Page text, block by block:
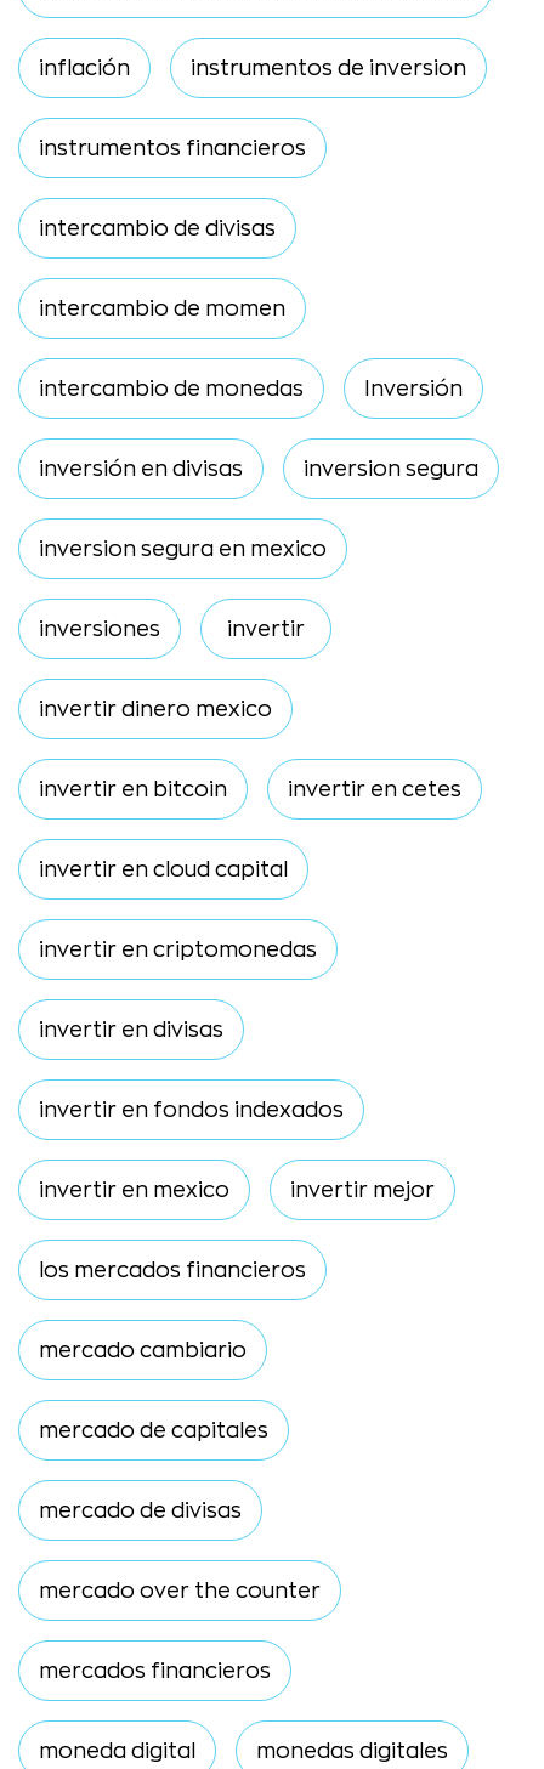
inflación instrumentos de inversion
instrumentos financieros
intercambio de divisas
intercambio de momen
intercambio de monedas Inversión
inversión en divisas inversion segura
inversion segura en mexico
inversiones invertir
invertir dinero mexico
invertir en bitcoin invertir en cetes
invertir en cloud capital
invertir en criptomonedas
invertir en divisas
invertir en fondos indexados
invertir en mexico invertir mejor
los mercados financieros
mercado cambiario
mercado de capitales
mercado de divisas
mercado over the counter
mercados financieros
moneda digital monedas digitales